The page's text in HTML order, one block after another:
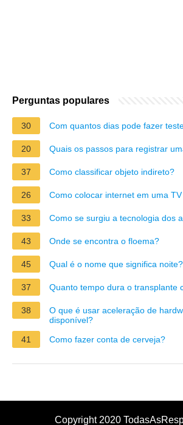
Perguntas populares
30 Com quantos dias pode fazer
20 Quais os passos para registrar
37 Como classificar objeto indireto?
26 Como colocar internet em uma
33 Como se surgiu a tecnologia dos
43 Onde se encontra o floema?
45 Qual é o nome que significa noite?
37 Quanto tempo dura o transplante
38
O que é usar aceleração de
disponível?
41
Como fazer conta de cerveja?
Copyright 2020